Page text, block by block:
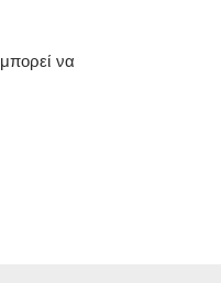
να